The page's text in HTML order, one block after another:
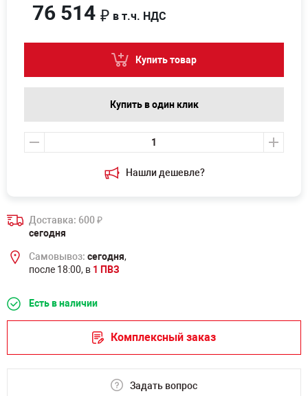
Нашли дешевле?
76 514 ₽ в т.ч. НДС
Купить товар
Купить в один клик
Доставка: 600₽
сегодня
Самовывоз: сегодня,
после 18:00, в 1 ПВЗ
Есть в наличии
Комплексный заказ
Задать вопрос